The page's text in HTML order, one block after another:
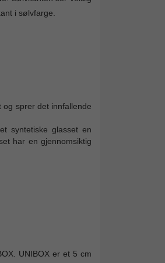
i sølvfarge.
sprer det innfallende
syntetiske glasset en
har en gjennomsiktig
UNIBOX er et 5 cm